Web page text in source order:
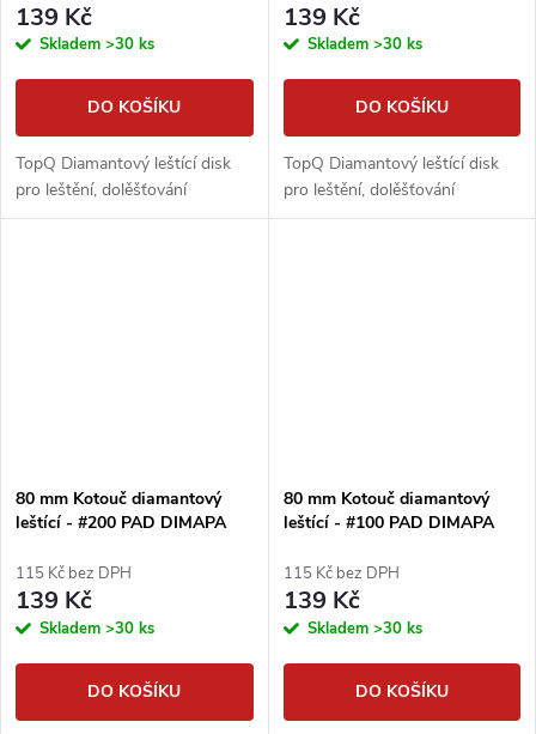
139 Kč
Skladem >30 ks
DO KOŠÍKU
TopQ Diamantový leštící disk
pro leštění, dolěšťování
139 Kč
Skladem >30 ks
DO KOŠÍKU
TopQ Diamantový leštící disk
pro leštění, dolěšťování
80 mm Kotouč diamantový
leštící - #200 PAD DIMAPA
115 Kč bez DPH
139 Kč
Skladem >30 ks
DO KOŠÍKU
80 mm Kotouč diamantový
leštící - #100 PAD DIMAPA
115 Kč bez DPH
139 Kč
Skladem >30 ks
DO KOŠÍKU